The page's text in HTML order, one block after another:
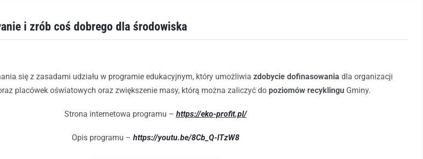
i zrób coś dobrego dla środowiska
się z zasadami udziału w programie edukacyjnym, który umożliwia zdobycie dofinasowania dla organizacji
placówek oświatowych oraz zwiększenie masy, którą można zaliczyć do poziomów recyklingu Gminy.
Strona internetowa programu – https://eko-profit.pl/
Opis programu – https://youtu.be/8Cb_Q-lTzW8